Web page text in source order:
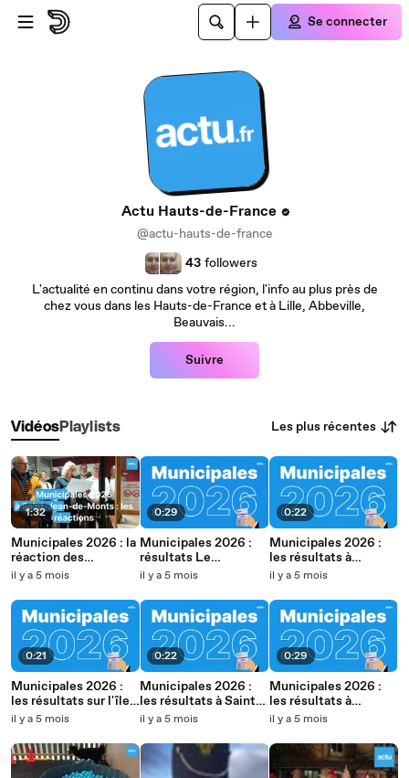
Passer au contenu principal
Se connecter
Actu Hauts-de-France
@actu-hauts-de-france
43 followers
L'actualité en continu dans votre région, l'info au plus près de
chez vous dans les Hauts-de-France et à Lille, Abbeville,
Beauvais...
Suivre
VidéosPlaylists Les plus récentes
1:32
Municipales 2026 : la
réaction des
candidats de Saint-
il y a 5 mois
0:21
Municipales 2026 :
les résultats sur l'île
d'Yeu
il y a 5 mois
0:29
Municipales 2026 :
résultats Le
Fenouiller
il y a 5 mois
0:22
Municipales 2026 :
les résultats à Saint-
Jean-de-Monts.
il y a 5 mois
0:22
Municipales 2026 :
les résultats à
l'Aiguillon-sur-Vie
il y a 5 mois
0:29
Municipales 2026 :
les résultats à
Challans
il y a 5 mois